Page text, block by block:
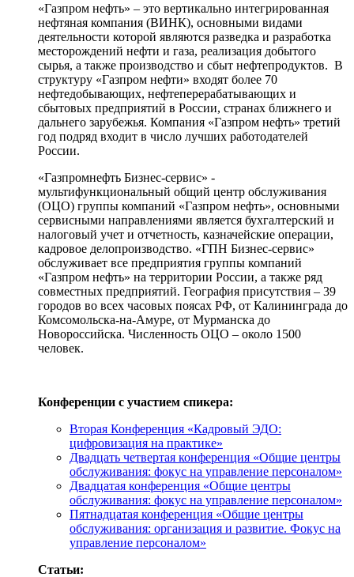
«Газпром нефть» – это вертикально интегрированная
нефтяная компания (ВИНК), основными видами
деятельности которой являются разведка и разработка
месторождений нефти и газа, реализация добытого
сырья, а также производство и сбыт нефтепродуктов. В
структуру «Газпром нефти» входят более 70
нефтедобывающих, нефтеперерабатывающих и
сбытовых предприятий в России, странах ближнего и
дальнего зарубежья. Компания «Газпром нефть» третий
год подряд входит в число лучших работодателей
России.
«Газпромнефть Бизнес-сервис» -
мультифункциональный общий центр обслуживания
(ОЦО) группы компаний «Газпром нефть», основными
сервисными направлениями является бухгалтерский и
налоговый учет и отчетность, казначейские операции,
кадровое делопроизводство. «ГПН Бизнес-сервис»
обслуживает все предприятия группы компаний
«Газпром нефть» на территории России, а также ряд
совместных предприятий. География присутствия – 39
городов во всех часовых поясах РФ, от Калининграда до
Комсомольска-на-Амуре, от Мурманска до
Новороссийска. Численность ОЦО – около 1500
человек.
Конференции с участием спикера:
Вторая Конференция «Кадровый ЭДО:
цифровизация на практике»
Двадцать четвертая конференция «Общие центры
обслуживания: фокус на управление персоналом»
Двадцатая конференция «Общие центры
обслуживания: фокус на управление персоналом»
Пятнадцатая конференция «Общие центры
обслуживания: организация и развитие. Фокус на
управление персоналом»
Статьи: